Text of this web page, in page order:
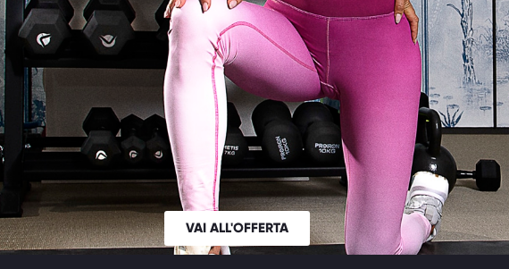
VAI ALL'OFFERTA